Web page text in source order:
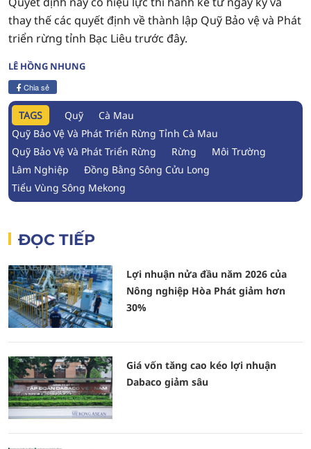
thay thế các quyết định về thành lập Quỹ Bảo vệ và Phát
triển rừng tỉnh Bạc Liêu trước đây.
LÊ HỒNG NHUNG
Chia sẻ
TAGS Quỹ
Cà Mau
Quỹ Bảo Vệ Và Phát Triển Rừng Tỉnh Cà Mau
Quỹ Bảo Vệ Và Phát Triển Rừng
Rừng
Môi Trường
Lâm Nghiệp
Đồng Bằng Sông Cửu Long
Tiểu Vùng Sông Mekong
ĐỌC TIẾP
Lợi nhuận nửa đầu năm 2026 của
Nông nghiệp Hòa Phát giảm hơn
30%
Giá vốn tăng cao kéo lợi nhuận
Dabaco giảm sâu